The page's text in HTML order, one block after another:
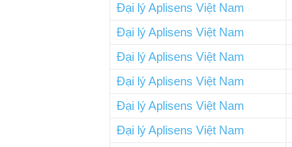
Đại lý Aplisens Việt Nam
Đại lý Aplisens Việt Nam
Đại lý Aplisens Việt Nam
Đại lý Aplisens Việt Nam
Đại lý Aplisens Việt Nam
Đại lý Aplisens Việt Nam